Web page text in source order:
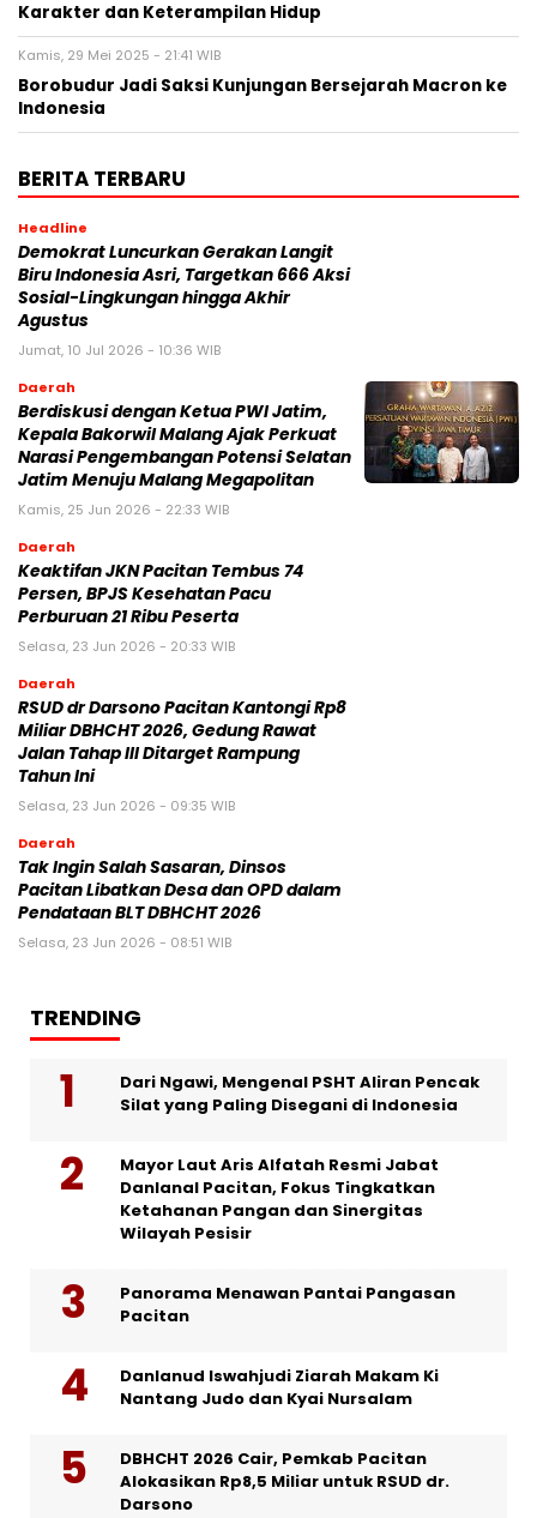
Karakter dan Keterampilan Hidup
Kamis, 29 Mei 2025 - 21:41 WIB
Borobudur Jadi Saksi Kunjungan Bersejarah Macron ke
Indonesia
BERITA TERBARU
Headline
Demokrat Luncurkan Gerakan Langit
Biru Indonesia Asri, Targetkan 666 Aksi
Sosial-Lingkungan hingga Akhir
Agustus
Jumat, 10 Jul 2026 - 10:36 WIB
Daerah
Berdiskusi dengan Ketua PWI Jatim,
Kepala Bakorwil Malang Ajak Perkuat
Narasi Pengembangan Potensi Selatan
Jatim Menuju Malang Megapolitan
Kamis, 25 Jun 2026 - 22:33 WIB
Daerah
Keaktifan JKN Pacitan Tembus 74
Persen, BPJS Kesehatan Pacu
Perburuan 21 Ribu Peserta
Selasa, 23 Jun 2026 - 20:33 WIB
Daerah
RSUD dr Darsono Pacitan Kantongi Rp8
Miliar DBHCHT 2026, Gedung Rawat
Jalan Tahap III Ditarget Rampung
Tahun Ini
Selasa, 23 Jun 2026 - 09:35 WIB
Daerah
Tak Ingin Salah Sasaran, Dinsos
Pacitan Libatkan Desa dan OPD dalam
Pendataan BLT DBHCHT 2026
Selasa, 23 Jun 2026 - 08:51 WIB
TRENDING
Dari Ngawi, Mengenal PSHT Aliran Pencak
Silat yang Paling Disegani di Indonesia
Mayor Laut Aris Alfatah Resmi Jabat
Danlanal Pacitan, Fokus Tingkatkan
Ketahanan Pangan dan Sinergitas
Wilayah Pesisir
Panorama Menawan Pantai Pangasan
Pacitan
Danlanud Iswahjudi Ziarah Makam Ki
Nantang Judo dan Kyai Nursalam
DBHCHT 2026 Cair, Pemkab Pacitan
Alokasikan Rp8,5 Miliar untuk RSUD dr.
Darsono